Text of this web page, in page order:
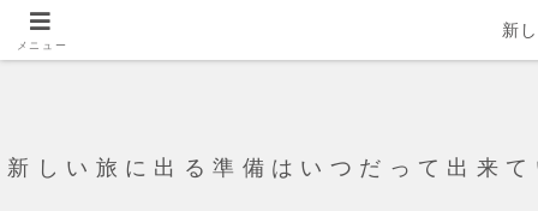
新しい旅に出る準備はいつだって出来
メニュー
新